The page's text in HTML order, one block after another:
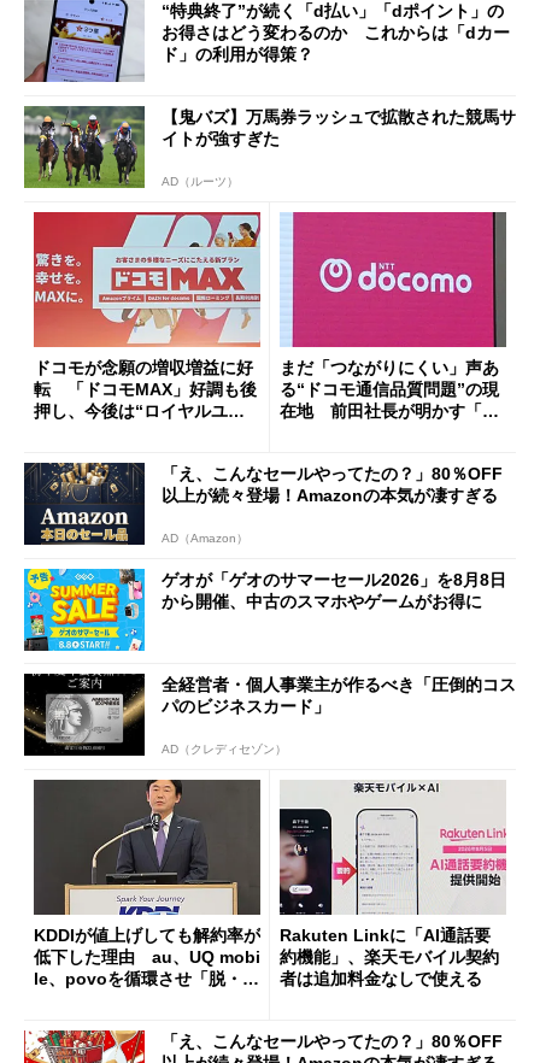
“特典終了”が続く「d払い」「dポイント」の
お得さはどう変わるのか これからは「dカー
ド」の利用が得策？
【鬼バズ】万馬券ラッシュで拡散された競馬サ
イトが強すぎた
AD（ルーツ）
ドコモが念願の増収増益に好
転 「ドコモMAX」好調も後
押し、今後は“ロイヤルユー
まだ「つながりにくい」声あ
る“ドコモ通信品質問題”の現
在地 前田社長が明かす「道
「え、こんなセールやってたの？」80％OFF
以上が続々登場！Amazonの本気が凄すぎる
AD（Amazon）
ゲオが「ゲオのサマーセール2026」を8月8日
から開催、中古のスマホやゲームがお得に
全経営者・個人事業主が作るべき「圧倒的コス
パのビジネスカード」
AD（クレディセゾン）
KDDIが値上げしても解約率が
低下した理由 au、UQ mobi
le、povoを循環させ「脱・販
Rakuten Linkに「AI通話要
約機能」、楽天モバイル契約
者は追加料金なしで使える
「え、こんなセールやってたの？」80％OFF